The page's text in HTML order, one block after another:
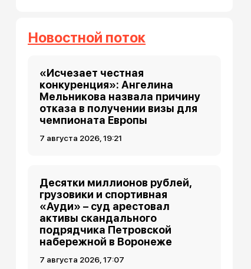
Новостной поток
«Исчезает честная
конкуренция»: Ангелина
Мельникова назвала причину
отказа в получении визы для
чемпионата Европы
7 августа 2026, 19:21
Десятки миллионов рублей,
грузовики и спортивная
«Ауди» – суд арестовал
активы скандального
подрядчика Петровской
набережной в Воронеже
7 августа 2026, 17:07